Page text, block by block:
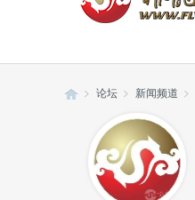
论坛
›
新闻频道
›